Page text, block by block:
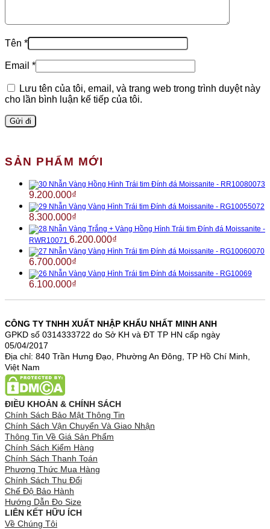
Tên *
Email *
Lưu tên của tôi, email, và trang web trong trình duyệt này
cho lần bình luận kế tiếp của tôi.
SẢN PHẨM MỚI
Nhẫn Vàng Hồng Hình Trái tim Đính đá Moissanite - RR10080073
9.200.000₫
Nhẫn Vàng Vàng Hình Trái tim Đính đá Moissanite - RG10055072
8.300.000₫
Nhẫn Vàng Trắng + Vàng Hồng Hình Trái tim Đính đá Moissanite -
RWR10071 6.200.000₫
Nhẫn Vàng Vàng Hình Trái tim Đính đá Moissanite - RG10060070
6.700.000₫
Nhẫn Vàng Vàng Hình Trái tim Đính đá Moissanite - RG10069
6.100.000₫
CÔNG TY TNHH XUẤT NHẬP KHẨU NHẤT MINH ANH
GPKD số 0314333722 do Sở KH và ĐT TP HN cấp ngày
05/04/2017
Địa chỉ: 840 Trần Hưng Đạo, Phường An Đông, TP Hồ Chí Minh,
Việt Nam
ĐIỀU KHOẢN & CHÍNH SÁCH
Chính Sách Bảo Mật Thông Tin
Chính Sách Vận Chuyển Và Giao Nhận
Thông Tin Về Giá Sản Phẩm
Chính Sách Kiểm Hàng
Chính Sách Thanh Toán
Phương Thức Mua Hàng
Chính Sách Thu Đổi
Chế Độ Bảo Hành
Hướng Dẫn Đo Size
LIÊN KẾT HỮU ÍCH
Về Chúng Tôi